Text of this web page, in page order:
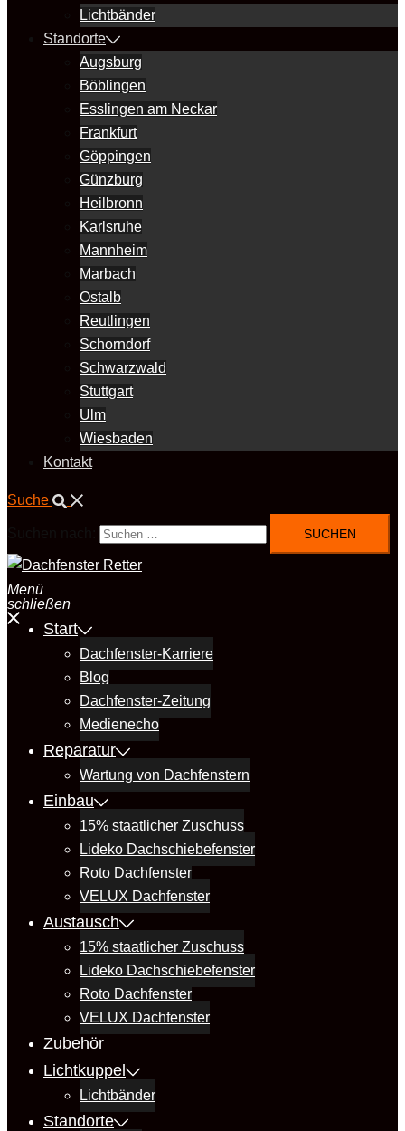
Lichtbänder
Standorte
Augsburg
Böblingen
Esslingen am Neckar
Frankfurt
Göppingen
Günzburg
Heilbronn
Karlsruhe
Mannheim
Marbach
Ostalb
Reutlingen
Schorndorf
Schwarzwald
Stuttgart
Ulm
Wiesbaden
Kontakt
Suche
Menü
schließen
Start
Dachfenster-Karriere
Blog
Dachfenster-Zeitung
Medienecho
Reparatur
Wartung von Dachfenstern
Einbau
15% staatlicher Zuschuss
Lideko Dachschiebefenster
Roto Dachfenster
VELUX Dachfenster
Austausch
15% staatlicher Zuschuss
Lideko Dachschiebefenster
Roto Dachfenster
VELUX Dachfenster
Zubehör
Lichtkuppel
Lichtbänder
Standorte